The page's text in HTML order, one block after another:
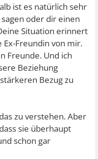
ist es natürlich sehr
oder dir einen
Situation erinnert
Ex-Freundin von mir.
Freunde. Und ich
Beziehung
Bezug zu
zu verstehen. Aber
sie überhaupt
schon gar